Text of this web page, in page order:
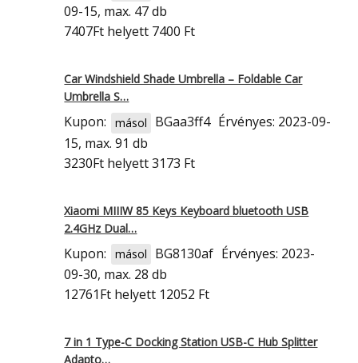
09-15, max. 47 db
7407Ft helyett 7400 Ft
Car Windshield Shade Umbrella – Foldable Car
Umbrella S…
Kupon: másol BGaa3ff4 Érvényes: 2023-09-
15, max. 91 db
3230Ft helyett 3173 Ft
Xiaomi MIIIW 85 Keys Keyboard bluetooth USB
2.4GHz Dual…
Kupon: másol BG8130af Érvényes: 2023-
09-30, max. 28 db
12761Ft helyett 12052 Ft
7 in 1 Type-C Docking Station USB-C Hub Splitter
Adapto…